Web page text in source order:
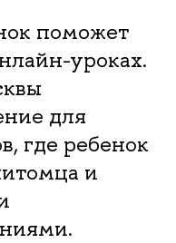
поможет
уроках.
для
где ребенок
и